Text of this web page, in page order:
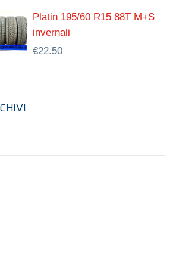
Platin 195/60 R15 88T M+S
invernali
€22.50